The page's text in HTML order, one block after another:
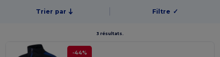
Trier par Filtre ✓
3 résultats.
-44%